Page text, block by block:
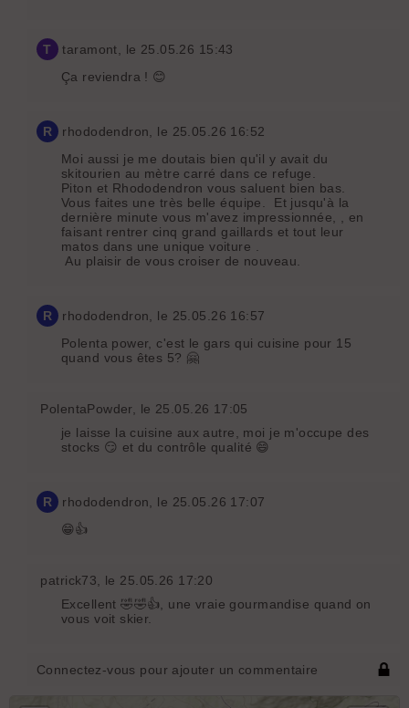
T taramont , le 25.05.26 15:43
Ça reviendra ! 😊
R rhododendron , le 25.05.26 16:52
Moi aussi je me doutais bien qu'il y avait du
skitourien au mètre carré dans ce refuge.
Piton et Rhododendron vous saluent bien bas.
Vous faites une très belle équipe. Et jusqu'à la
dernière minute vous m'avez impressionnée, , en
faisant rentrer cinq grand gaillards et tout leur
matos dans une unique voiture .
Au plaisir de vous croiser de nouveau.
R rhododendron , le 25.05.26 16:57
Polenta power, c'est le gars qui cuisine pour 15
quand vous êtes 5? 🤗
PolentaPowder , le 25.05.26 17:05
je laisse la cuisine aux autre, moi je m'occupe des
stocks 😏 et du contrôle qualité 😄
R rhododendron , le 25.05.26 17:07
😁👍
patrick73 , le 25.05.26 17:20
Excellent 🤣🤣👍, une vraie gourmandise quand on
vous voit skier.
Connectez-vous pour ajouter un commentaire